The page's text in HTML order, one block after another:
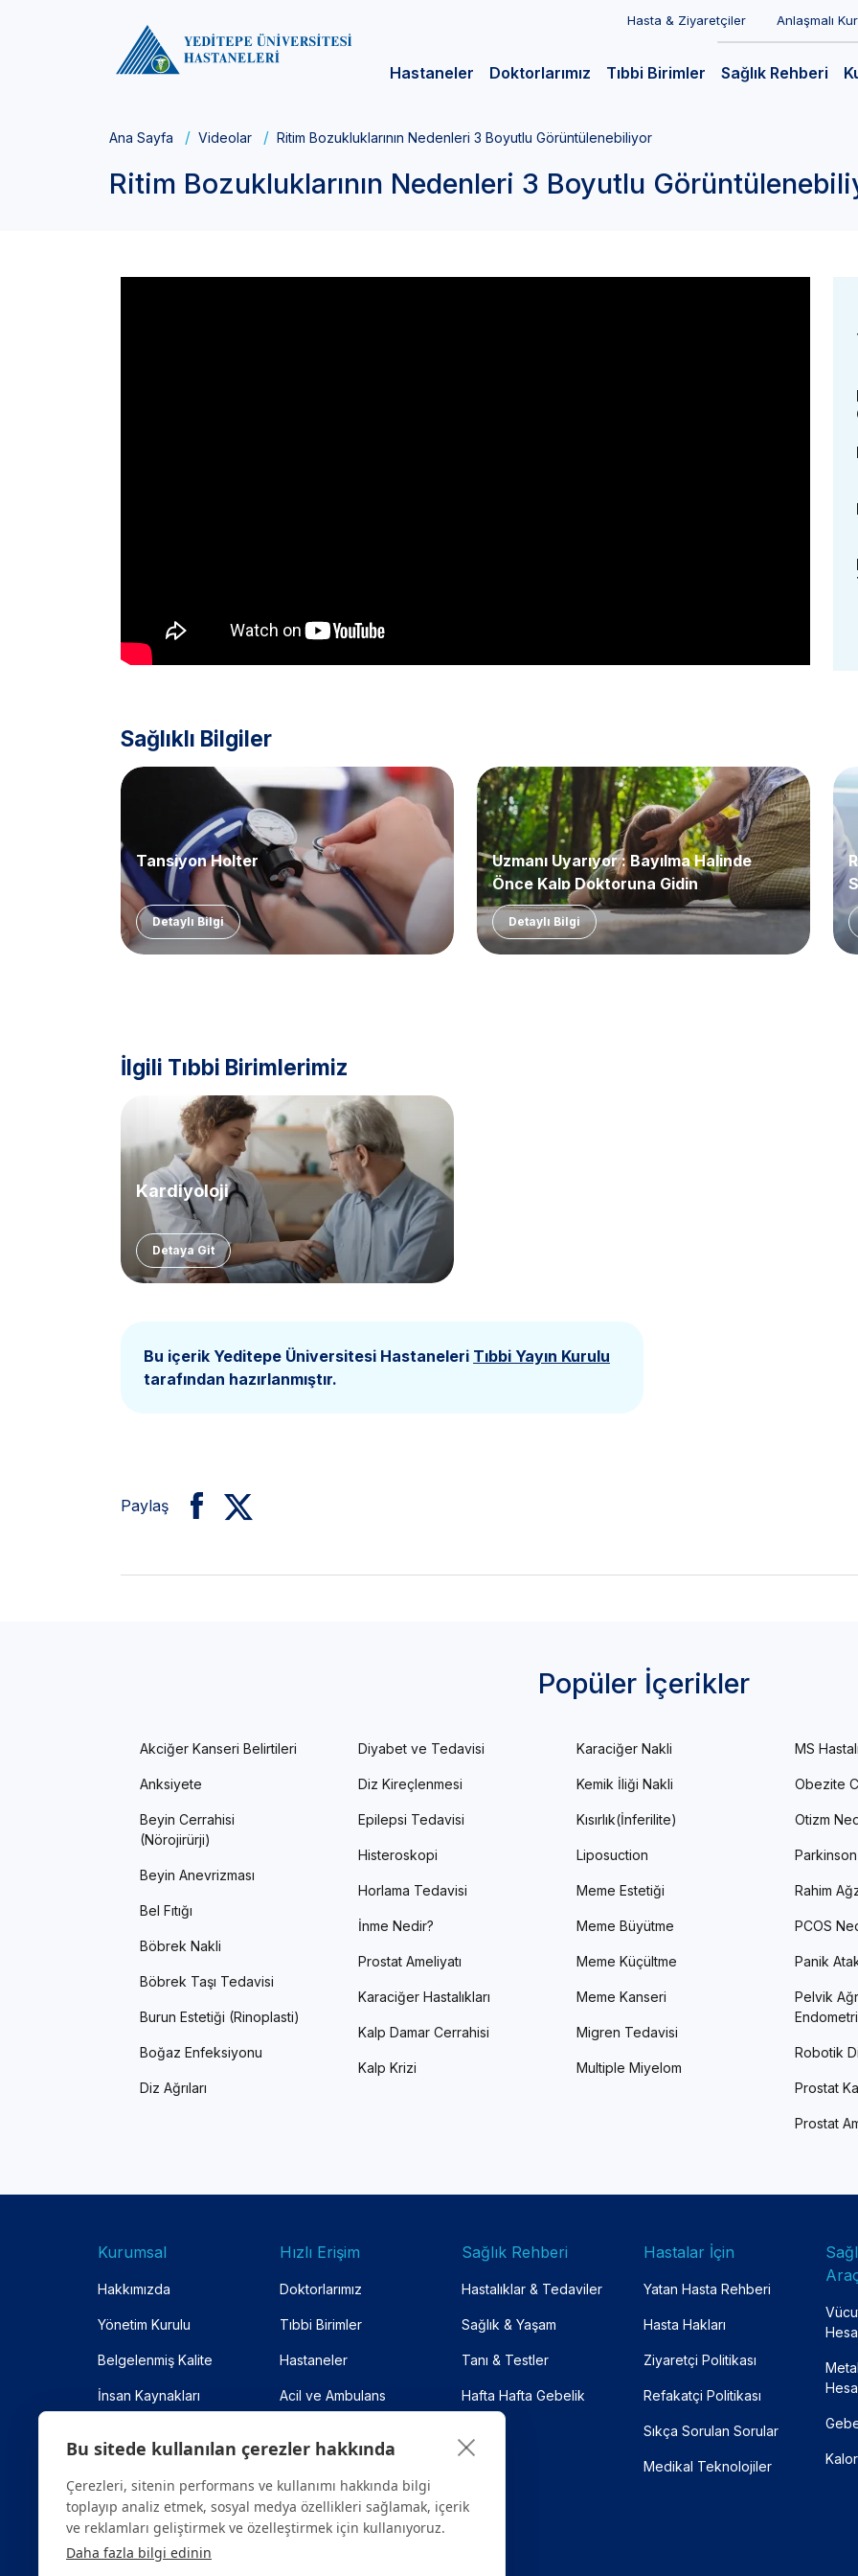
Hasta & Ziyaretçiler Anlaşmalı
Hastaneler Doktorlarımız Tıbbi Birimler Sağlık Rehberi
Ana Sayfa Videolar Ritim Bozukluklarının Nedenleri 3 Boyutlu Görüntülenebiliyor
Ritim Bozukluklarının Nedenleri 3 Boyutlu
Sağlıklı Bilgiler
Tansiyon Holter
Detaylı Bilgi
Uzmanı Uyarıyor : Bayılma Halinde
Önce Kalp Doktoruna Gidin
Detaylı Bilgi
İlgili Tıbbi Birimlerimiz
Kardiyoloji
Detaya Git
Bu içerik Yeditepe Üniversitesi Hastaneleri Tıbbi Yayın Kurulu
tarafından hazırlanmıştır.
Paylaş
Popüler İçerikler
Akciğer Kanseri Belirtileri
Anksiyete
Beyin Cerrahisi
(Nörojirürji)
Beyin Anevrizması
Bel Fıtığı
Böbrek Nakli
Böbrek Taşı Tedavisi
Burun Estetiği (Rinoplasti)
Boğaz Enfeksiyonu
Diz Ağrıları
Diyabet ve Tedavisi
Diz Kireçlenmesi
Epilepsi Tedavisi
Histeroskopi
Horlama Tedavisi
İnme Nedir?
Prostat Ameliyatı
Karaciğer Hastalıkları
Kalp Damar Cerrahisi
Kalp Krizi
Karaciğer Nakli
Kemik İliği Nakli
Kısırlık(İnferilite)
Liposuction
Meme Estetiği
Meme Büyütme
Meme Küçültme
Meme Kanseri
Migren Tedavisi
Multiple Miyelom
MS
Obezite
Otizm
Rahim
PCOS
Panik
Pelvik
Robotik
Prostat
Prostat
Kurumsal
Hakkımızda
Yönetim Kurulu
Belgelenmiş Kalite
İnsan Kaynakları
Hızlı Erişim
Doktorlarımız
Tıbbi Birimler
Hastaneler
Acil ve Ambulans
Sağlık Rehberi
Hastalıklar & Tedaviler
Sağlık & Yaşam
Tanı & Testler
Hafta Hafta Gebelik
Hastalar İçin
Yatan Hasta Rehberi
Hasta Hakları
Ziyaretçi Politikası
Refakatçi Politikası
Sıkça Sorulan Sorular
Medikal Teknolojiler
Bu sitede kullanılan çerezler hakkında
Çerezleri, sitenin performans ve kullanımı hakkında bilgi
toplayıp analiz etmek, sosyal medya özellikleri sağlamak, içerik
ve reklamları geliştirmek ve özelleştirmek için kullanıyoruz.
Daha fazla bilgi edinin